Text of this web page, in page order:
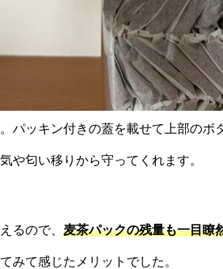
パッキン付きの蓋を載せて上部のボ
や匂い移りから守ってくれます。
るので、 麦茶パックの残量も一目瞭
みて感じたメリットでした。